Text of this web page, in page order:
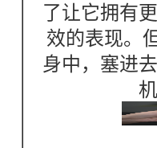
了让它拥有
效的表现。
身中，塞进